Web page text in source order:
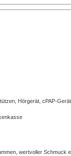
Hörgerät, cPAP-
wertvoller Schmuck